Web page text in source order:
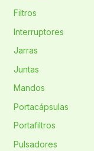
Filtros
Interruptores
Jarras
Juntas
Mandos
Portacápsulas
Portafiltros
Pulsadores